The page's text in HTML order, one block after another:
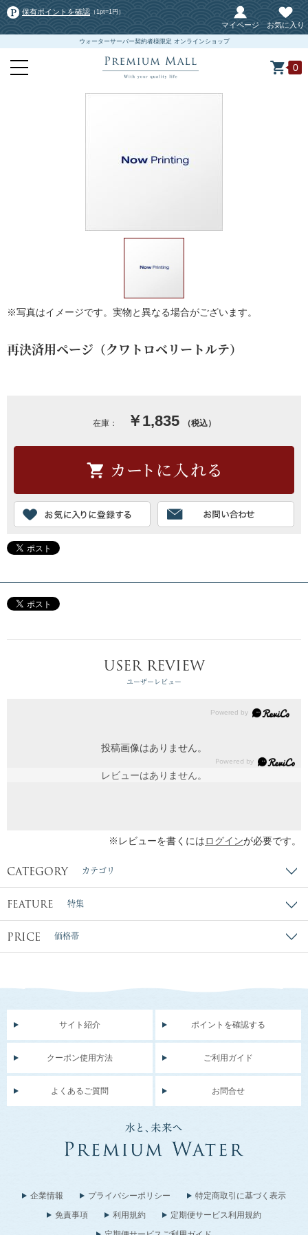
保有ポイントを確認 （1pt=1円）
マイページ お気に入り
ウォーターサーバー契約者様限定 オンラインショップ
0
※写真はイメージです。実物と異なる場合がございます。
再決済用ページ（クワトロベリートルテ）
在庫： ￥1,835 （税込）
USER REVIEW
ユーザーレビュー
投稿画像はありません。
レビューはありません。
※レビューを書くにはログインが必要です。
CATEGORY カテゴリ
FEATURE 特集
PRICE 価格帯
サイト紹介 ポイントを確認する
クーポン使用方法 ご利用ガイド
よくあるご質問 お問合せ
企業情報 プライバシーポリシー
特定商取引に基づく表示
免責事項
利用規約
定期便サービス利用規約